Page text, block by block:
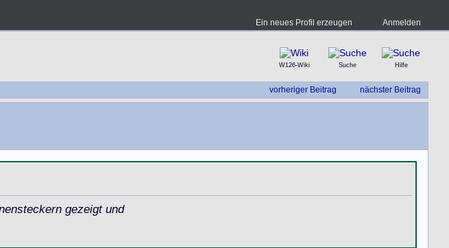
Ein neues Profil erzeugen Anmelden
W126-Wiki Suche Hilfe
vorheriger Beitrag nächster Beitrag
gezeigt und